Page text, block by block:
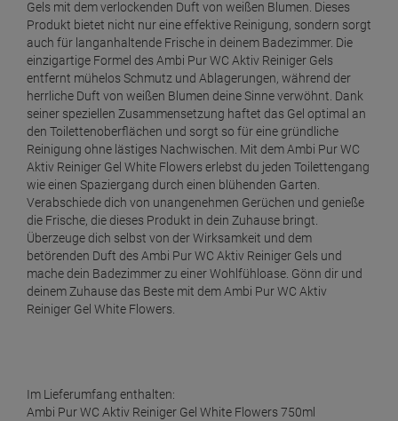
Gels mit dem verlockenden Duft von weißen Blumen. Dieses
Produkt bietet nicht nur eine effektive Reinigung, sondern sorgt
auch für langanhaltende Frische in deinem Badezimmer. Die
einzigartige Formel des Ambi Pur WC Aktiv Reiniger Gels
entfernt mühelos Schmutz und Ablagerungen, während der
herrliche Duft von weißen Blumen deine Sinne verwöhnt. Dank
seiner speziellen Zusammensetzung haftet das Gel optimal an
den Toilettenoberflächen und sorgt so für eine gründliche
Reinigung ohne lästiges Nachwischen. Mit dem Ambi Pur WC
Aktiv Reiniger Gel White Flowers erlebst du jeden Toilettengang
wie einen Spaziergang durch einen blühenden Garten.
Verabschiede dich von unangenehmen Gerüchen und genieße
die Frische, die dieses Produkt in dein Zuhause bringt.
Überzeuge dich selbst von der Wirksamkeit und dem
betörenden Duft des Ambi Pur WC Aktiv Reiniger Gels und
mache dein Badezimmer zu einer Wohlfühloase. Gönn dir und
deinem Zuhause das Beste mit dem Ambi Pur WC Aktiv
Reiniger Gel White Flowers.
Im Lieferumfang enthalten:
Ambi Pur WC Aktiv Reiniger Gel White Flowers 750ml